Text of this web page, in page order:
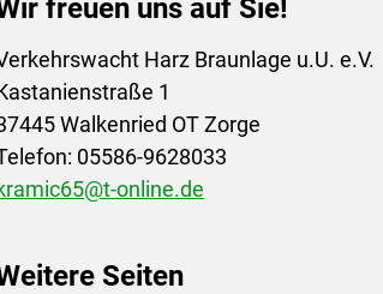
freuen uns auf Sie!
Harz Braunlage u.U. e.V.
1
Walkenried OT Zorge
05586-9628033
online.de
Seiten